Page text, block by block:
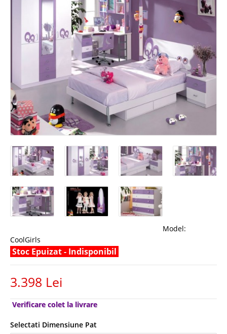
Model:
CoolGirls
Stoc Epuizat - Indisponibil
3.398 Lei
Verificare colet la livrare
Selectati Dimensiune Pat